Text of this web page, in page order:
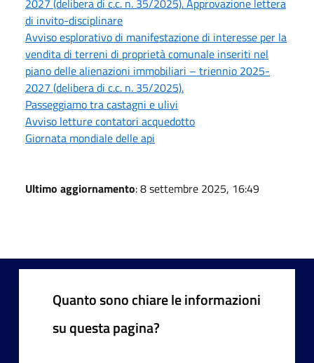
di invito-disciplinare
Avviso esplorativo di manifestazione di interesse per la
vendita di terreni di proprietà comunale inseriti nel
piano delle alienazioni immobiliari – triennio 2025-
2027 (delibera di c.c. n. 35/2025).
Passeggiamo tra castagni e ulivi
Avviso letture contatori acquedotto
Giornata mondiale delle api
Ultimo aggiornamento: 8 settembre 2025, 16:49
Quanto sono chiare le informazioni
su questa pagina?